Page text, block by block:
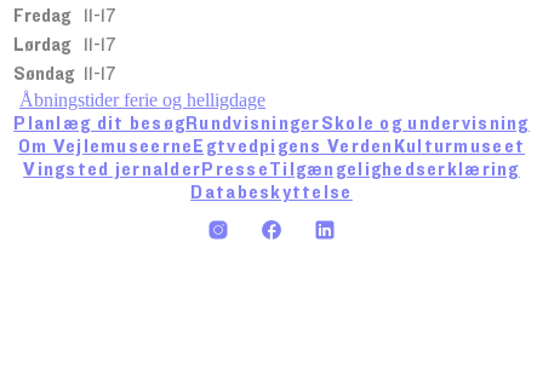
Fredag
11-17
Lørdag
11-17
Søndag 11-17
Åbningstider ferie og helligdage
Planlæg dit besøgRundvisningerSkole og undervisning
Om VejlemuseerneEgtvedpigens Verden Kulturmuseet
Vingsted jernalderPresseTilgængelighedserklæring
Databeskyttelse